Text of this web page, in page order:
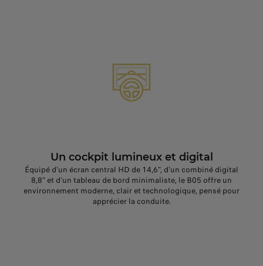
Un cockpit lumineux et digital
Équipé d’un écran central HD de 14,6", d’un combiné digital
8,8" et d’un tableau de bord minimaliste, le B05 offre un
environnement moderne, clair et technologique, pensé pour
apprécier la conduite.